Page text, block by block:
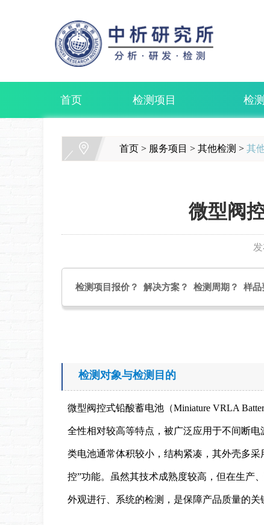
首页 检测项目 检
首页 > 服务项目 > 其他检测 > 其
微型阀
检测项目报价？ 解决方案？ 检测周期？ 样品
检测对象与检测目的
微型阀控式铅酸蓄电池（Miniature VRLA
全性相对较高等特点，被广泛应用于不间断
类电池通常体积较小，结构紧凑，其外壳多
控”功能。虽然其技术成熟度较高，但在生产
外观进行、系统的检测，是保障产品质量的关